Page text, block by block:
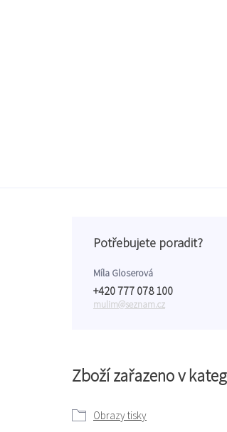
Zboží zařazeno v
Obrazy tisky
Potřebujete poradit?
Míla Gloserová
+420 777 078 100
mulim@seznam.cz